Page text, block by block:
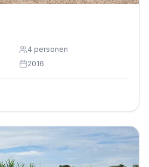
4 personen
2016